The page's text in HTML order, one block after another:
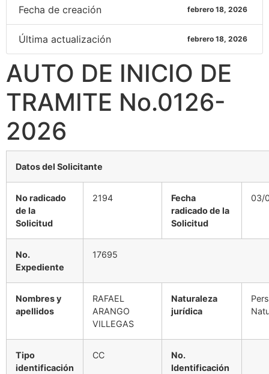
Fecha de creación febrero 18, 2026
Última actualización febrero 18, 2026
AUTO DE INICIO DE
TRAMITE No.0126-
2026
Datos del Solicitante
No radicado
de la
Solicitud
2194
Fecha
radicado de la
Solicitud
03/
No.
Expediente
17695
Nombres y
apellidos
RAFAEL
ARANGO
VILLEGAS
Naturaleza
jurídica
Tipo
identificación
CC
No.
Identificación